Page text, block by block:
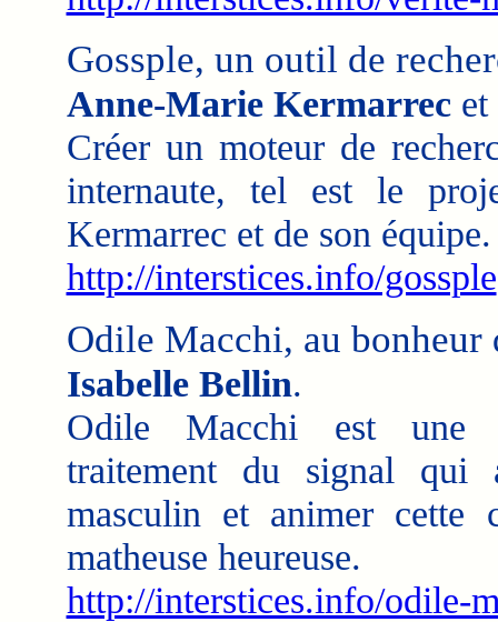
Gossple, un outil de
Anne-Marie Kermarrecet
Créer un moteur de
internaute, tel est le
Kermarrec et de son équipe.
http://interstices.info/gossple
Odile Macchi, au bonheur
Isabelle Bellin.
Odile Macchi est une
traitement du signal qui
masculin et animer cette
matheuse heureuse.
http://interstices.info/odile-